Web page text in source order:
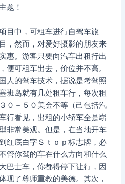
题！
中，可租车进行自驾车旅
，然而，对爱好摄影的朋友来
惠。游客只要向汽车出租行出
便可租车出去，价位并不高。
人的驾车技术，据说是考驾照
班岛就有几处租车行，每次租
０－５０美金不等（己包括汽
行看见，出租的小轿车全是崭
非常美观。但是，在当地开车
红底白字Ｓｔｏｐ标志牌，必
管你驾的车在什么方向和什么
巴士车，你都得停下让行，因
现了尊师重教的美德。其次，